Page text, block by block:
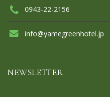
0943-22-2156
info@yamegreenhotel.jp
NEWSLETTER